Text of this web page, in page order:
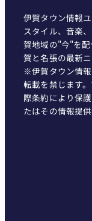
伊賀タウン情報
スタイル、音楽
賀地域の"今"を
賀と名張の最新
※伊賀タウン情
転載を禁じます
際条約により保
たはその情報提供